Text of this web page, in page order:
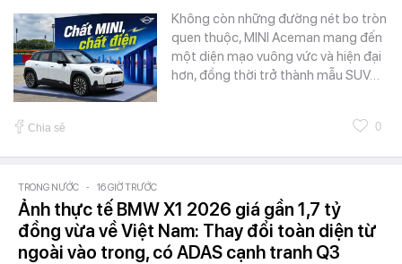
Không còn những đường nét bo tròn
quen thuộc, MINI Aceman mang đến
một diện mạo vuông vức và hiện đại
hơn, đồng thời trở thành mẫu SUV…
Chia sẻ 0
TRONG NƯỚC - 16 GIỜ TRƯỚC
Ảnh thực tế BMW X1 2026 giá gần 1,7 tỷ
đồng vừa về Việt Nam: Thay đổi toàn diện từ
ngoài vào trong, có ADAS cạnh tranh Q3